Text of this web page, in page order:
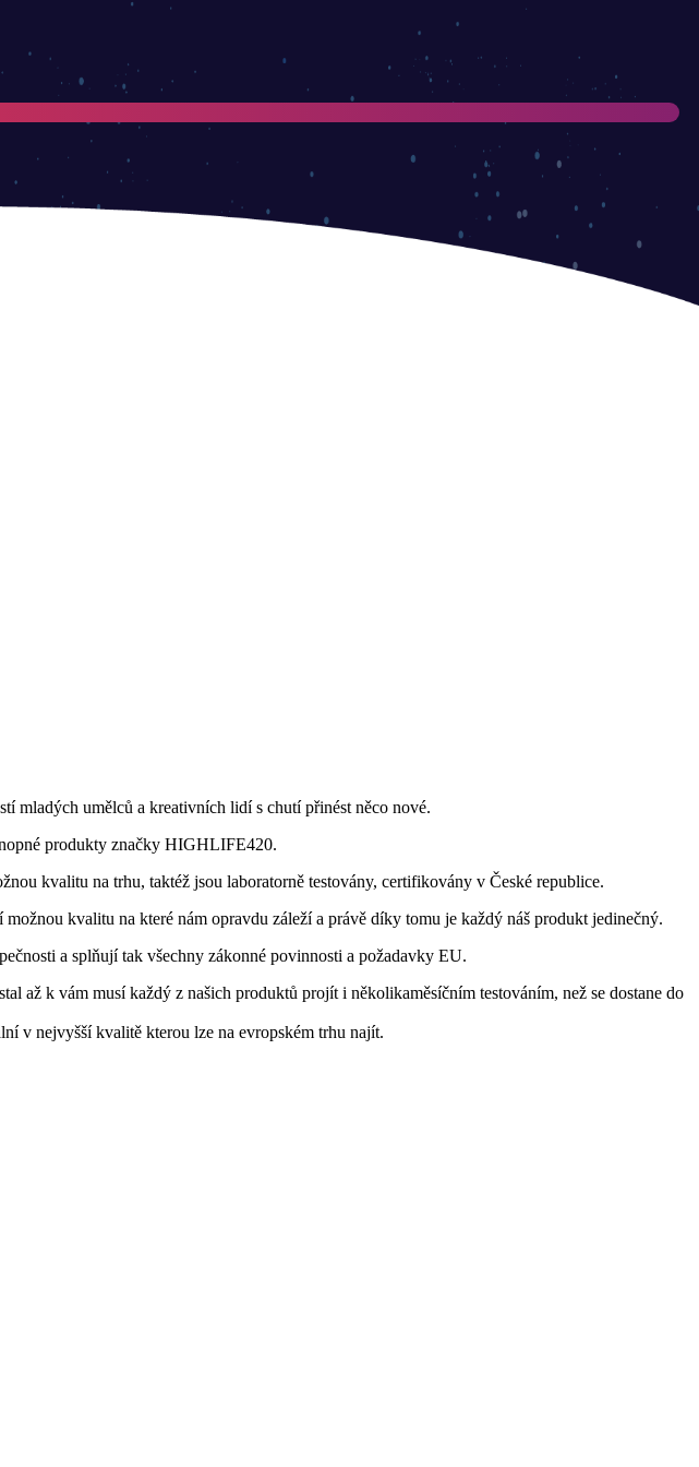
mladých umělců a kreativních lidí s chutí přinést něco nové.
produkty značky HIGHLIFE420.
kvalitu na trhu, taktéž jsou laboratorně testovány, certifikovány v České republice.
kvalitu na které nám opravdu záleží a právě díky tomu je každý náš produkt jedinečný.
a splňují tak všechny zákonné povinnosti a požadavky EU.
až k vám musí každý z našich produktů projít i několikaměsíčním testováním, než se dostane do
v nejvyšší kvalitě kterou lze na evropském trhu najít.